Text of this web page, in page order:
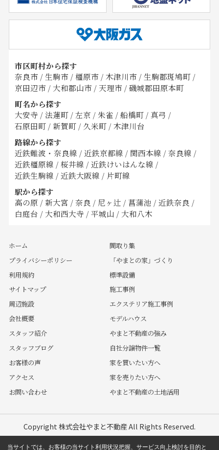
市区町村から探す
奈良市 / 生駒市 / 橿原市 / 木津川市 / 生駒郡斑鳩町 /
京田辺市 / 大和郡山市 / 天理市 / 磯城郡田原本町
町名から探す
大安寺 / 法蓮町 / 左京 / 朱雀 / 船橋町 / 真弓 /
石原田町 / 新賀町 / 久米町 / 木津川台
路線から探す
近鉄難波・奈良線 / 近鉄京都線 / 関西本線 / 奈良線 /
近鉄橿原線 / 桜井線 / 近鉄けいはんな線 /
近鉄生駒線 / 近鉄大阪線 / 片町線
駅から探す
高の原 / 新大宮 / 奈良 / 尼ヶ辻 / 菖蒲池 / 近鉄奈良 /
白庭台 / 大和西大寺 / 平城山 / 大和八木
ホーム
プライバシーポリシー
利用規約
サイトマップ
周辺施設
会社概要
スタッフ紹介
スタッフブログ
お客様の声
アクセス
お問い合わせ
間取り集
「やまとの家」づくり
標準設備
施工事例
エクステリア施工事例
モデルハウス
やまと不動産の強み
自社分譲物件一覧
家を買いたい方へ
家を売りたい方へ
やまと不動産の土地活用
Copyright 株式会社やまと不動産 All Rights Reserved.
当サイトでは、お客様の当サイト利用状況把握、サービス向上検討を目的と